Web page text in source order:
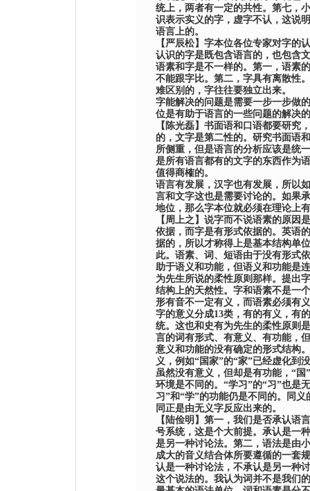
统上，两者有一定的共性。第七，
识表示实义的字，虚字不认，这说
语言上的。
【 严辰松】 字本位各位专家对字的
认识的字是既包含语言的，也包含
语素和字是不一样的。第一，语素
不能跟字比。第二，字具有离散性
难区别的，字往往要独立出来。
字能解决的问题是需要一步一步做
位是有助于语言的一些问题的解决
【 陈光磊】 书面语和口语都要研究
的，文字是第二性的。研究书面语
所侧重，但是语言的分析应该是统
是所有语言都有的文字的东西作为
值得商榷的。
语言有发展，汉字也有发展，所以
言和文字这也是需要讨论的。如果
地位，那么字本位就必须在理论上
【 周上之 】 说字而不说语素的原因
依据，而字是有形式依据的。英语的
据的，所以才称得上是基本结构单
此。语素、词、短语由于没有形式
助于语义和功能，但语义和功能是
为先生所说的柔性原则那样。提出
结构上的天然性。字和语素不是一
形有音不一定有义，而语素必须有
字的意义分成13类，有的有义，有
统。这也和 史有为先生的柔性原则
言的词有形式、有意义、有功能，
意义和功能的没有确定的形式结构
义，例如“国家”的“家”已经虚化到
虽然没有意义，但却是有功能， “国”
环境是不同的。 “学习 ”的“习 ”也是
习 ”和“学”的功能仍是不同的。同义
同正是由无义字反应出来的。
【 陆俭明 】 第一，我们是否承认语
号系统，这是个大前提。承认是一
是另一种讨论法。第二，语法是由
成大的音义结合体所要遵循的一套
认是一种讨论法，不承认是另一种
这个说法的。我认为词并不是我们